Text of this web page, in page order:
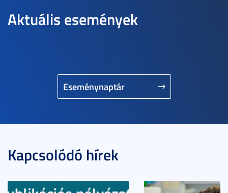
Aktuális események
Eseménynaptár
Kapcsolódó hírek